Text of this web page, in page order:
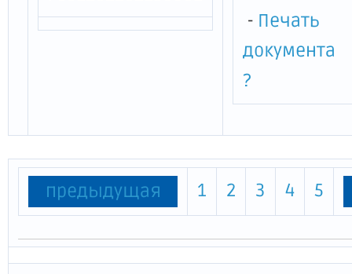
- Печать
документа
?
предыдущая 1 2 3 4 5